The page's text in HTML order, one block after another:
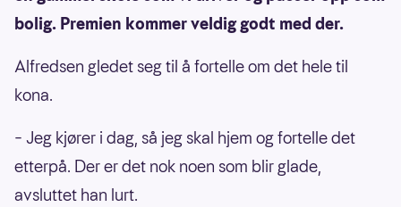
bolig. Premien kommer veldig godt med der.
Alfredsen gledet seg til å fortelle om det hele til
kona.
– Jeg kjører i dag, så jeg skal hjem og fortelle det
etterpå. Der er det nok noen som blir glade,
avsluttet han lurt.